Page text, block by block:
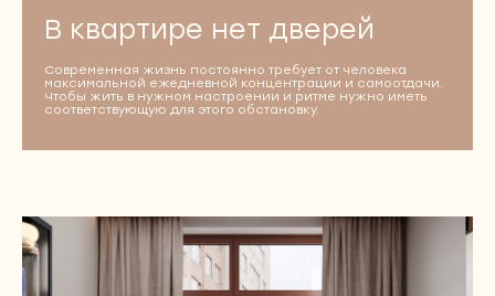
В квартире нет дверей
Современная жизнь постоянно требует от человека
максимальной ежедневной концентрации и самоотдачи.
Чтобы жить в нужном настроении и ритме нужно иметь
соответствующую для этого обстановку.
ГОТОВЫЕ ДИЗАЙН-РЕШЕНИЯ
Дизайн-проект пентхауса
Дизайн-проект коттеджа